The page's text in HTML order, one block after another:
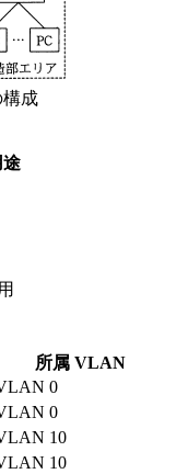
構成
途
所属 VLAN
0
0
10
10